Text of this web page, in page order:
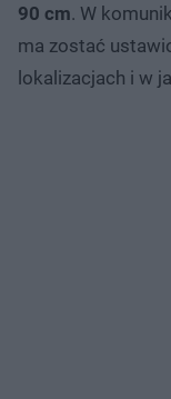
90 cm. W
ma zostać
lokalizacjach i w